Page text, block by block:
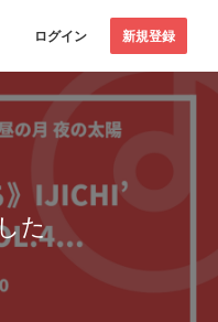
ログイン 新規登録
た